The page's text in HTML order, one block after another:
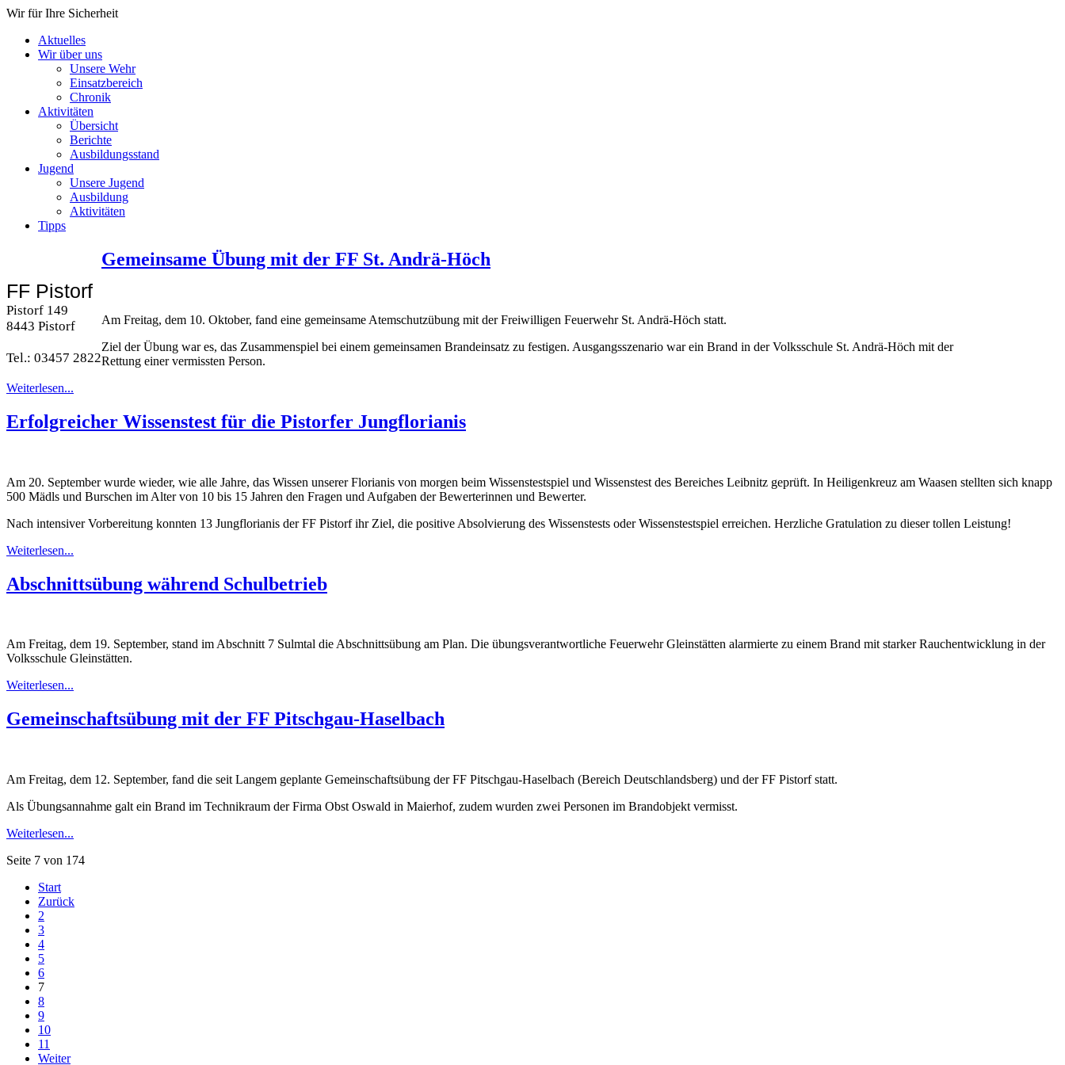
Wir für Ihre Sicherheit
Aktuelles
Wir über uns
Unsere Wehr
Einsatzbereich
Chronik
Aktivitäten
Übersicht
Berichte
Ausbildungsstand
Jugend
Unsere Jugend
Ausbildung
Aktivitäten
Tipps
FF Pistorf
Pistorf 149
8443 Pistorf
Tel.: 03457 2822
Gemeinsame Übung mit der FF St. Andrä-Höch
Am Freitag, dem 10. Oktober, fand eine gemeinsame Atemschutzübung mit der Freiwilligen Feuerwehr St. Andrä-Höch statt.
Ziel der Übung war es, das Zusammenspiel bei einem gemeinsamen Brandeinsatz zu festigen. Ausgangsszenario war ein Brand in der Volksschule St. Andrä-Höch mit der
Rettung einer vermissten Person.
Weiterlesen...
Erfolgreicher Wissenstest für die Pistorfer Jungflorianis
Am 20. September wurde wieder, wie alle Jahre, das Wissen unserer Florianis von morgen beim Wissenstestspiel und Wissenstest des Bereiches Leibnitz geprüft. In Heiligenkreuz am Waasen stellten sich knapp
500 Mädls und Burschen im Alter von 10 bis 15 Jahren den Fragen und Aufgaben der Bewerterinnen und Bewerter.
Nach intensiver Vorbereitung konnten 13 Jungflorianis der FF Pistorf ihr Ziel, die positive Absolvierung des Wissenstests oder Wissenstestspiel erreichen. Herzliche Gratulation zu dieser tollen Leistung!
Weiterlesen...
Abschnittsübung während Schulbetrieb
Am Freitag, dem 19. September, stand im Abschnitt 7 Sulmtal die Abschnittsübung am Plan. Die übungsverantwortliche Feuerwehr Gleinstätten alarmierte zu einem Brand mit starker Rauchentwicklung in der
Volksschule Gleinstätten.
Weiterlesen...
Gemeinschaftsübung mit der FF Pitschgau-Haselbach
Am Freitag, dem 12. September, fand die seit Langem geplante Gemeinschaftsübung der FF Pitschgau-Haselbach (Bereich Deutschlandsberg) und der FF Pistorf statt.
Als Übungsannahme galt ein Brand im Technikraum der Firma Obst Oswald in Maierhof, zudem wurden zwei Personen im Brandobjekt vermisst.
Weiterlesen...
Seite 7 von 174
Start
Zurück
2
3
4
5
6
7
8
9
10
11
Weiter